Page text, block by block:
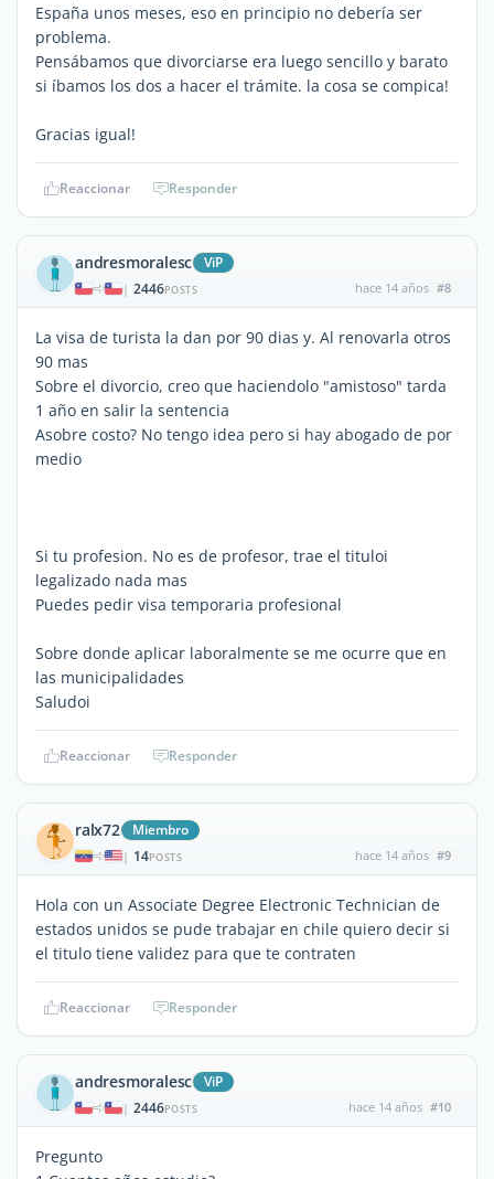
España unos meses, eso en principio no debería ser
problema.
Pensábamos que divorciarse era luego sencillo y barato
si íbamos los dos a hacer el trámite. la cosa se compica!
Gracias igual!
Reaccionar Responder
andresmoralesc ViP
| 2446POSTS hace 14 años #8
La visa de turista la dan por 90 dias y. Al renovarla otros
90 mas
Sobre el divorcio, creo que haciendolo "amistoso" tarda
1 año en salir la sentencia
Asobre costo? No tengo idea pero si hay abogado de por
medio
Si tu profesion. No es de profesor, trae el tituloi
legalizado nada mas
Puedes pedir visa temporaria profesional
Sobre donde aplicar laboralmente se me ocurre que en
las municipalidades
Saludoi
Reaccionar Responder
ralx72 Miembro
| 14POSTS hace 14 años #9
Hola con un Associate Degree Electronic Technician de
estados unidos se pude trabajar en chile quiero decir si
el titulo tiene validez para que te contraten
Reaccionar Responder
andresmoralesc ViP
| 2446POSTS hace 14 años #10
Pregunto